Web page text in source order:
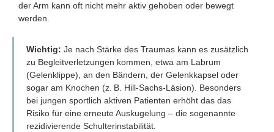
der Arm kann oft nicht mehr aktiv gehoben oder bewegt
werden.
Wichtig: Je nach Stärke des Traumas kann es zusätzlich
zu Begleitverletzungen kommen, etwa am Labrum
(Gelenklippe), an den Bändern, der Gelenkkapsel oder
sogar am Knochen (z. B. Hill-Sachs-Läsion). Besonders
bei jungen sportlich aktiven Patienten erhöht das das
Risiko für eine erneute Auskugelung – die sogenannte
rezidivierende Schulterinstabilität.